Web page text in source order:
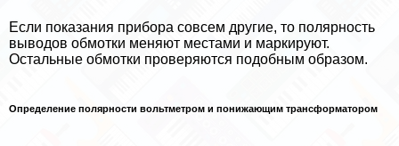
Если показания прибора совсем другие, то полярность
выводов обмотки меняют местами и маркируют.
Остальные обмотки проверяются подобным образом.
Определение полярности вольтметром и понижающим трaнcформатором